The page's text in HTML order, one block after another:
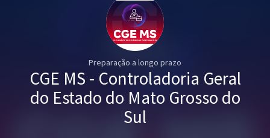
Graduação
Preparação a longo prazo
CGE MS - Controladoria Geral
do Estado do Mato Grosso do
Sul